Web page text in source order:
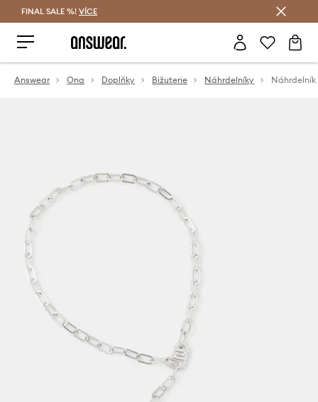
FINAL SALE %! VÍCE
Answear Ona Doplňky Bižuterie Náhrdelníky Náhrdelník